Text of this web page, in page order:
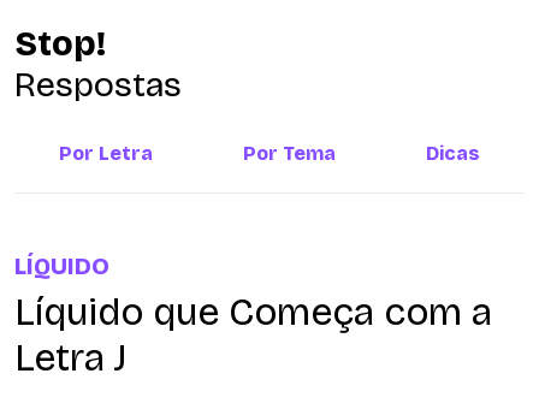
Stop!
Respostas
Por Letra Por Tema Dicas
LÍQUIDO
Líquido que Começa com a
Letra J